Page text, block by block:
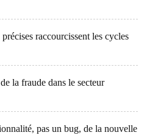
raccourcissent les cycles
la fraude dans le secteur
pas un bug, de la nouvelle